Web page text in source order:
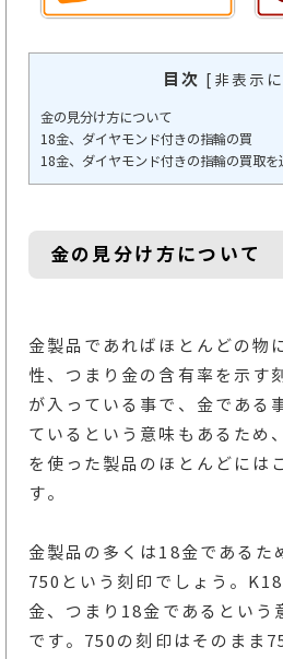
目次 [ 非表示
金の見分け方について
18金、ダイヤモンド付きの指輪の買
18金、ダイヤモンド付きの指輪の買取
金の見分け方について
金製品であればほとんどの物
性、つまり金の含有率を示す
が入っている事で、金である
ているという意味もあるため
を使った製品のほとんどには
す。
金製品の多くは18金であるた
750という刻印でしょう。
金、つまり18金であるという
です。750の刻印はそのまま